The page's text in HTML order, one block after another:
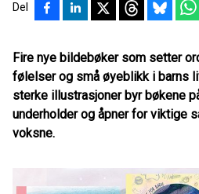
Del
Fire nye bildebøker som setter
følelser og små øyeblikk i barns
sterke illustrasjoner byr bøkene
underholder og åpner for viktige
voksne.